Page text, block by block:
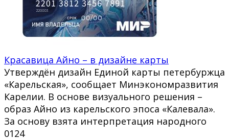
Красавица Айно – в дизайне карты
Утверждён дизайн Единой карты петербуржца
«Карельская», сообщает Минэкономразвития
Карелии. В основе визуального решения –
образ Айно из карельского эпоса «Калевала».
За основу взята интерпретация народного
0124